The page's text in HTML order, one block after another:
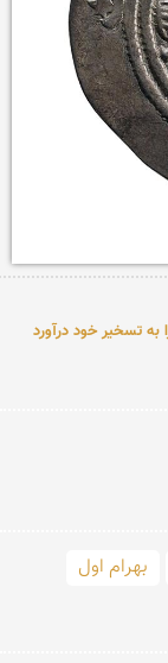
به تسخیر خود درآورد
بهرام اول